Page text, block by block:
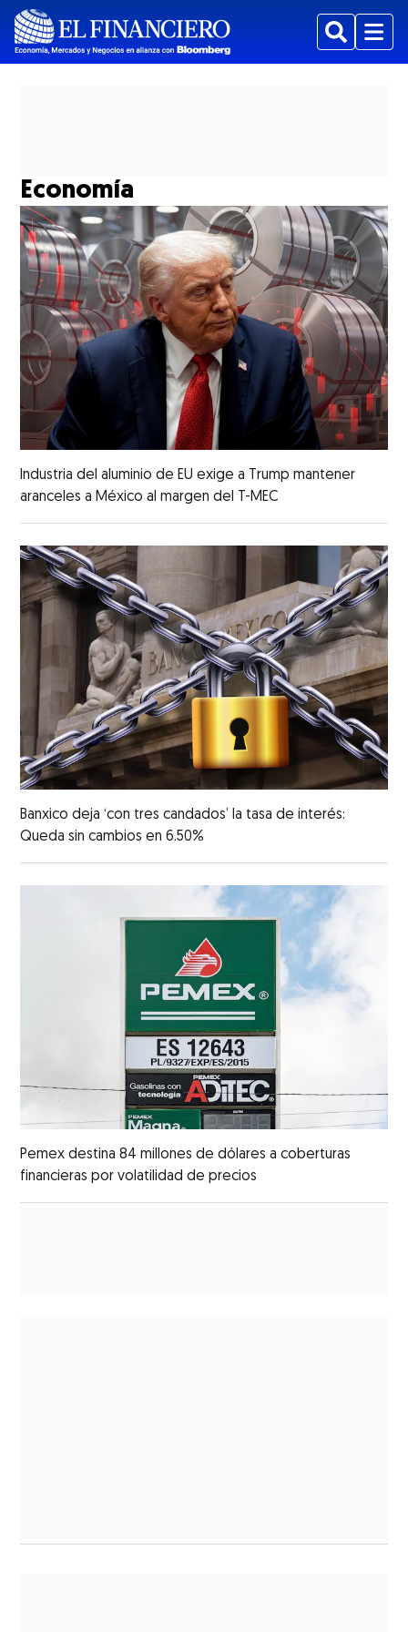
BuscarMenu
Economía
Industria del aluminio de EU exige a Trump mantener
aranceles a México al margen del T-MEC
Banxico deja ‘con tres candados’ la tasa de interés:
Queda sin cambios en 6.50%
Pemex destina 84 millones de dólares a coberturas
financieras por volatilidad de precios